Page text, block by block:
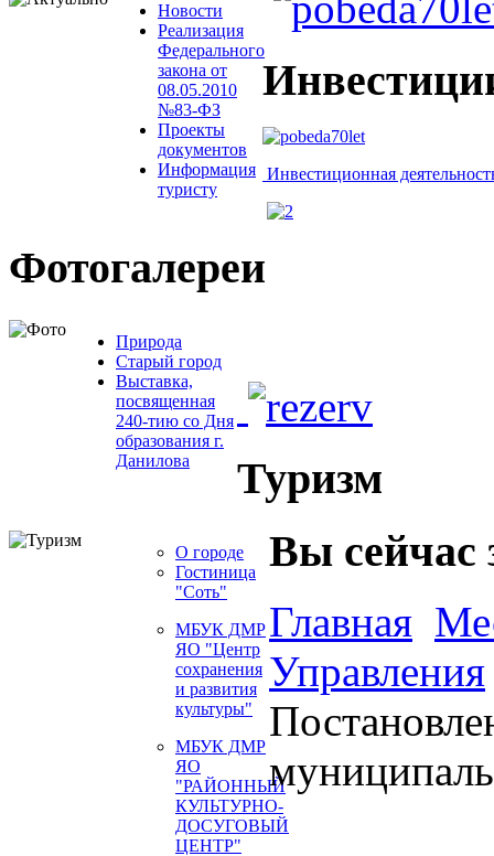
Новости
Реализация
Федерального
закона от
08.05.2010
№83-ФЗ
Проекты
документов
Информация
туристу
Инвестиционная
Фотогалереи
Природа
Старый город
Выставка,
посвященная
240-тию со Дня
образования г.
Данилова
Туризм
О городе
Гостиница
"Соть"
МБУК ДМР
ЯО "Центр
сохранения
и развития
культуры"
МБУК ДМР
ЯО
"РАЙОННЫЙ
КУЛЬТУРНО-
ДОСУГОВЫЙ
ЦЕНТР"
Вы сейчас
Главная
Управления